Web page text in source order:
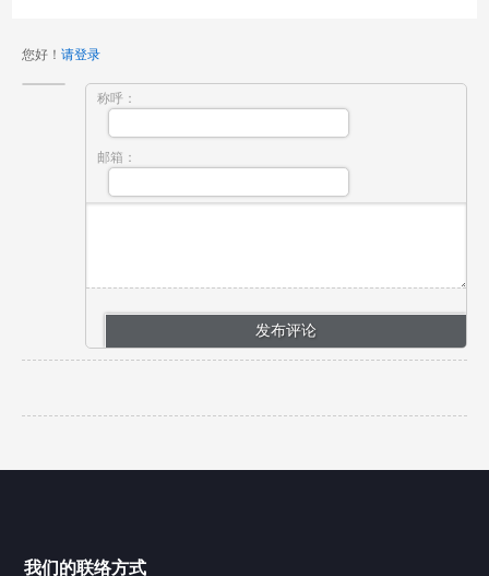
您好！ 请登录
称呼：
邮箱：
我们的联络方式